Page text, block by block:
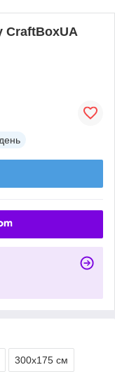
CraftBoxUA
300х175 см